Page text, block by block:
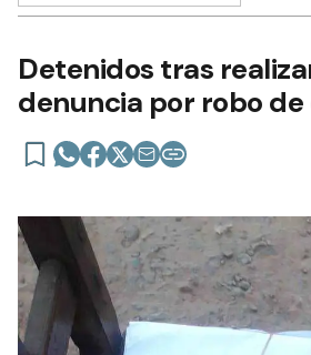
Detenidos tras
denuncia por robo